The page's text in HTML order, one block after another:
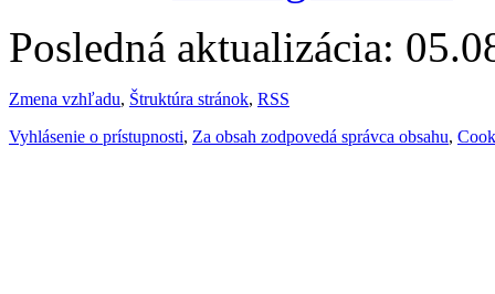
Posledná aktualizácia:
Zmena vzhľadu, Štruktúra stránok, RSS
Vyhlásenie o prístupnosti, Za obsah zodpovedá správca obsahu,